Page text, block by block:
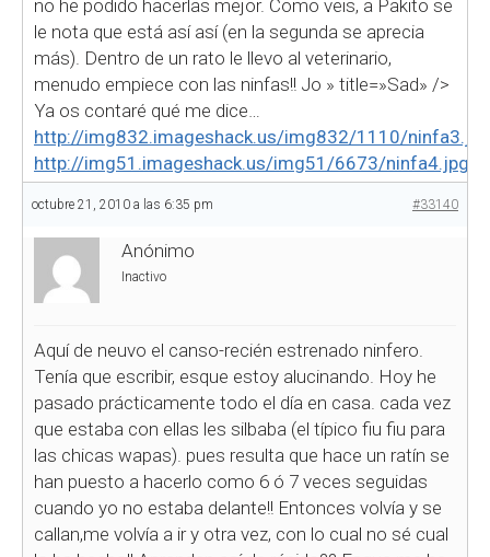
no he podido hacerlas mejor. Como veis, a Pakito se
le nota que está así así (en la segunda se aprecia
más). Dentro de un rato le llevo al veterinario,
menudo empiece con las ninfas!! Jo » title=»Sad» />
Ya os contaré qué me dice…
http://img832.imageshack.us/img832/1110/ninfa3.jpg
http://img51.imageshack.us/img51/6673/ninfa4.jpg
octubre 21, 2010 a las 6:35 pm #33140
Anónimo
Inactivo
Aquí de neuvo el canso-recién estrenado ninfero.
Tenía que escribir, esque estoy alucinando. Hoy he
pasado prácticamente todo el día en casa. cada vez
que estaba con ellas les silbaba (el típico fiu fiu para
las chicas wapas). pues resulta que hace un ratín se
han puesto a hacerlo como 6 ó 7 veces seguidas
cuando yo no estaba delante!! Entonces volvía y se
callan,me volvía a ir y otra vez, con lo cual no sé cual